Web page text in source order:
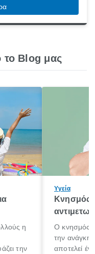
το Blog μας
η
την
Υγεία
Κνησμός:
Ο κνησμός
την ανάγκη
αποτελεί